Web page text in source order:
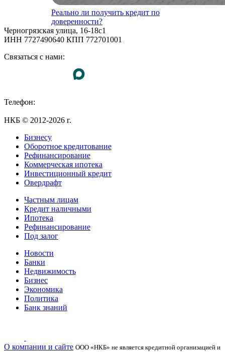
Реально ли получить кредит по
доверенности?
Черногрязская улица, 16-18с1
ИНН 7727490640 КПП 772701001
Связаться с нами:
Телефон:
НКБ © 2012-2026 г.
Бизнесу
Оборотное кредитование
Рефинансирование
Коммерческая ипотека
Инвестиционный кредит
Овердрафт
Частным лицам
Кредит наличными
Ипотека
Рефинансирование
Под залог
Новости
Банки
Недвижимость
Бизнес
Экономика
Политика
Банк знаний
О компании и сайте ООО «НКБ» не является кредитной организацией и